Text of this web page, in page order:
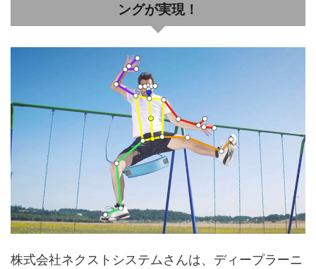
ングが実現！
株式会社ネクストシステムさんは、ディープラーニ